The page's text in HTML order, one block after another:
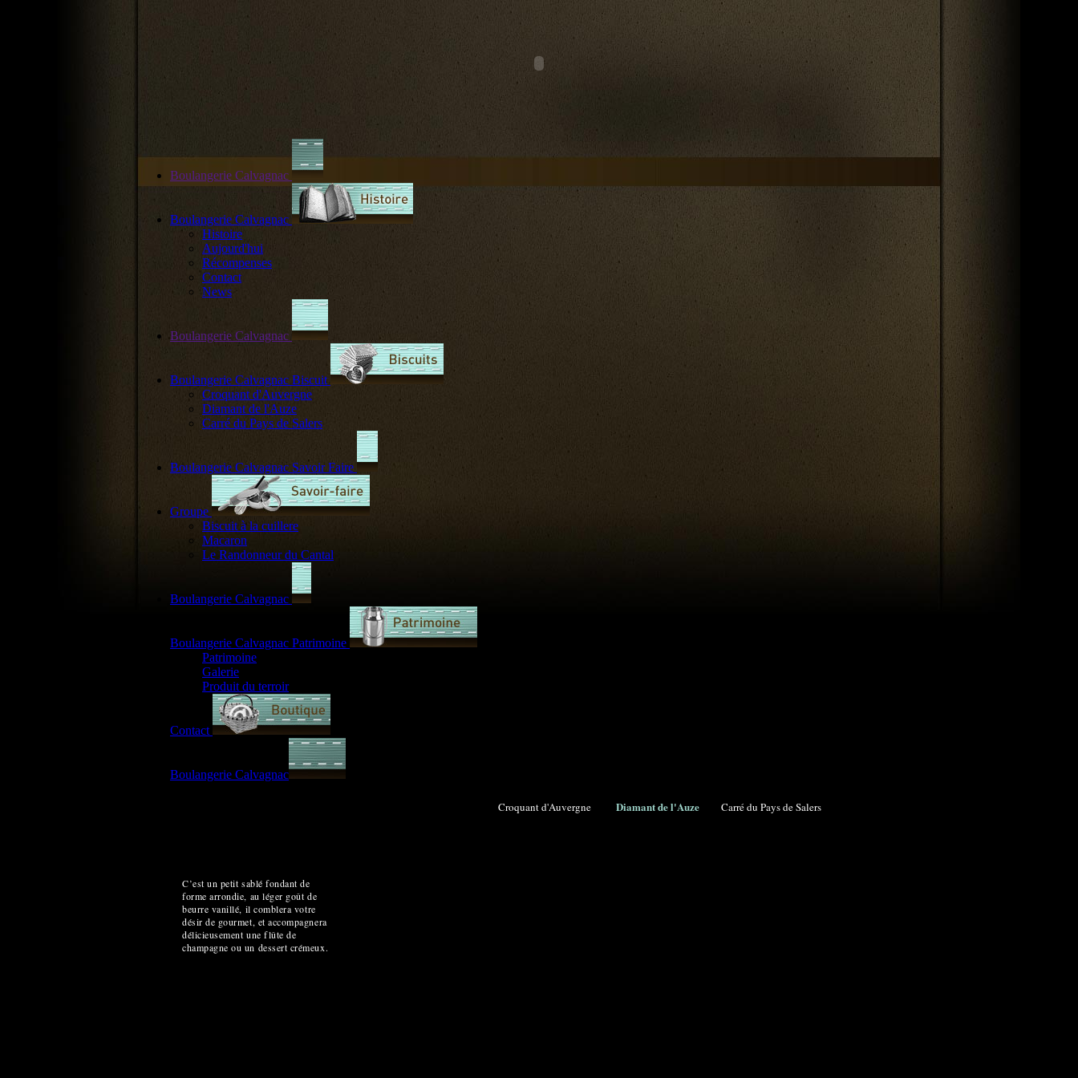
Boulangerie Calvagnac
Boulangerie Calvagnac
Histoire
Aujourd'hui
Récompenses
Contact
News
Boulangerie Calvagnac
Boulangerie Calvagnac Biscuit
Croquant d'Auvergne
Diamant de l'Auze
Carré du Pays de Salers
Boulangerie Calvagnac Savoir Faire
Groupe
Biscuit à la cuillere
Macaron
Le Randonneur du Cantal
Boulangerie Calvagnac
Boulangerie Calvagnac Patrimoine
Patrimoine
Galerie
Produit du terroir
Contact
Boulangerie Calvagnac
C’est un petit sablé fondant de
forme arrondie, au léger goût de
beurre vanillé, il comblera votre
désir de gourmet, et accompagnera
délicieusement une flûte de
champagne ou un dessert crémeux.
Croquant d'Auvergne Diamant de l'Auze Carré du Pays de Salers